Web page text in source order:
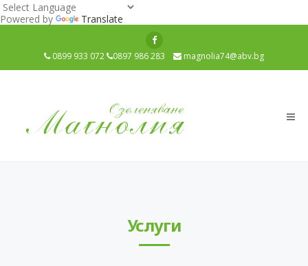
Powered by Translate
0899 933 072 0897 986 283 magnolia74@abv.bg
Услуги